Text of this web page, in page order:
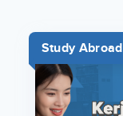
Study Abroad